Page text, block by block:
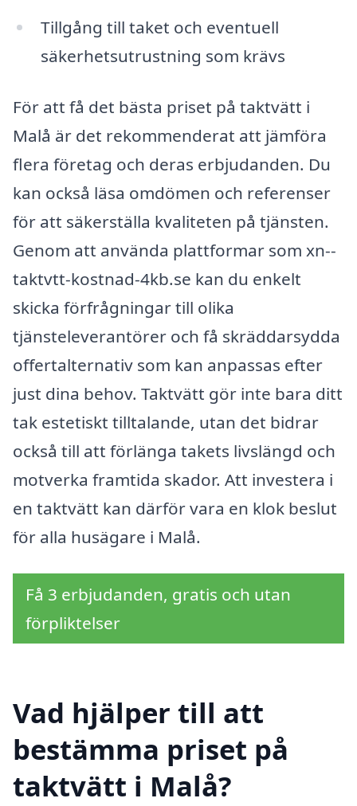
Tillgång till taket och eventuell
säkerhetsutrustning som krävs
För att få det bästa priset på taktvätt i
Malå är det rekommenderat att jämföra
flera företag och deras erbjudanden. Du
kan också läsa omdömen och referenser
för att säkerställa kvaliteten på tjänsten.
Genom att använda plattformar som xn--
taktvtt-kostnad-4kb.se kan du enkelt
skicka förfrågningar till olika
tjänsteleverantörer och få skräddarsydda
offertalternativ som kan anpassas efter
just dina behov. Taktvätt gör inte bara ditt
tak estetiskt tilltalande, utan det bidrar
också till att förlänga takets livslängd och
motverka framtida skador. Att investera i
en taktvätt kan därför vara en klok beslut
för alla husägare i Malå.
Få 3 erbjudanden, gratis och utan
förpliktelser
Vad hjälper till att
bestämma priset på
taktvätt i Malå?